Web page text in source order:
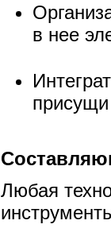
в нее
Любая